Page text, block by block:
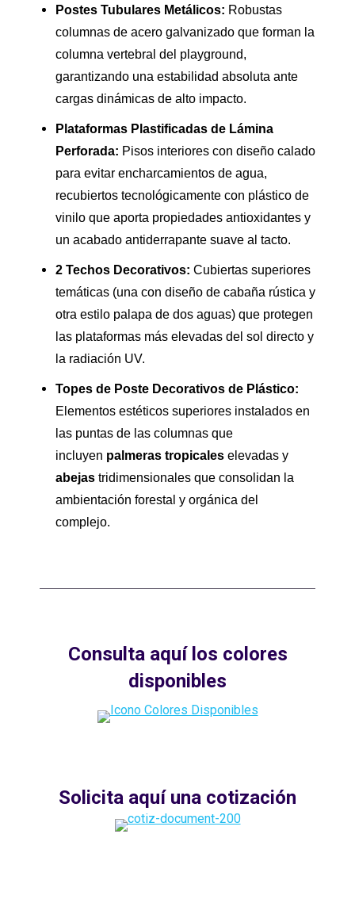
Postes Tubulares Metálicos: Robustas
columnas de acero galvanizado que forman la
columna vertebral del playground,
garantizando una estabilidad absoluta ante
cargas dinámicas de alto impacto.
Plataformas Plastificadas de Lámina
Perforada: Pisos interiores con diseño calado
para evitar encharcamientos de agua,
recubiertos tecnológicamente con plástico de
vinilo que aporta propiedades antioxidantes y
un acabado antiderrapante suave al tacto.
2 Techos Decorativos: Cubiertas superiores
temáticas (una con diseño de cabaña rústica y
otra estilo palapa de dos aguas) que protegen
las plataformas más elevadas del sol directo y
la radiación UV.
Topes de Poste Decorativos de Plástico:
Elementos estéticos superiores instalados en
las puntas de las columnas que
incluyen palmeras tropicales elevadas y
abejas tridimensionales que consolidan la
ambientación forestal y orgánica del
complejo.
Consulta aquí los colores
disponibles
Solicita aquí una cotización